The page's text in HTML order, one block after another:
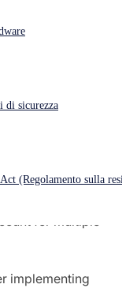
di sicurezza
(Regolamento sulla
email
for multiple
implementing